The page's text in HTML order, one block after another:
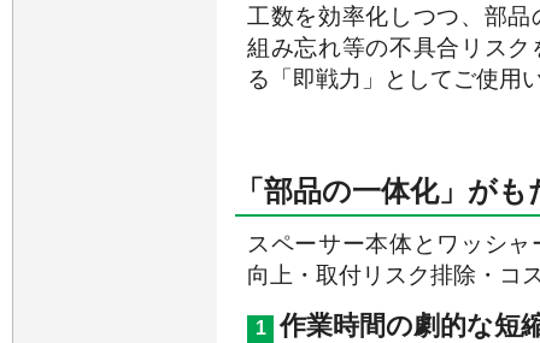
工数を効率化しつつ、部
組み忘れ等の不具合リス
る「即戦力」としてご使用
「部品の一体化」が
スペーサー本体とワッシ
向上・取付リスク排除・コ
1 作業時間の劇的な短